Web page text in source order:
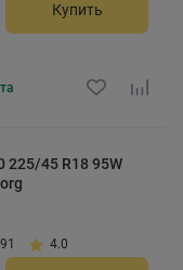
Купить
225/45 R18 95W
4.0